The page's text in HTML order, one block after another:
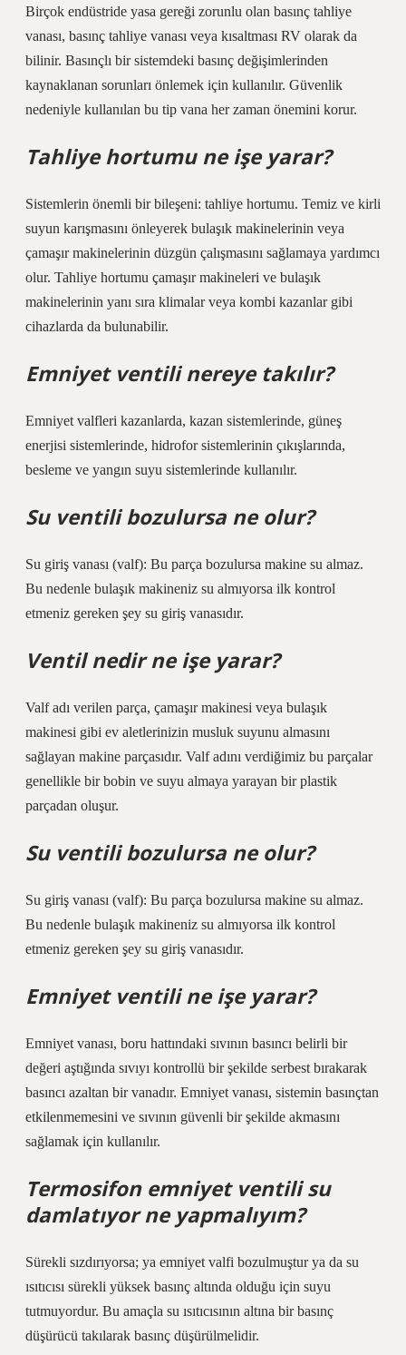
Birçok endüstride yasa gereği zorunlu olan basınç tahliye
vanası, basınç tahliye vanası veya kısaltması RV olarak da
bilinir. Basınçlı bir sistemdeki basınç değişimlerinden
kaynaklanan sorunları önlemek için kullanılır. Güvenlik
nedeniyle kullanılan bu tip vana her zaman önemini korur.
Tahliye hortumu ne işe yarar?
Sistemlerin önemli bir bileşeni: tahliye hortumu. Temiz ve kirli
suyun karışmasını önleyerek bulaşık makinelerinin veya
çamaşır makinelerinin düzgün çalışmasını sağlamaya yardımcı
olur. Tahliye hortumu çamaşır makineleri ve bulaşık
makinelerinin yanı sıra klimalar veya kombi kazanlar gibi
cihazlarda da bulunabilir.
Emniyet ventili nereye takılır?
Emniyet valfleri kazanlarda, kazan sistemlerinde, güneş
enerjisi sistemlerinde, hidrofor sistemlerinin çıkışlarında,
besleme ve yangın suyu sistemlerinde kullanılır.
Su ventili bozulursa ne olur?
Su giriş vanası (valf): Bu parça bozulursa makine su almaz.
Bu nedenle bulaşık makineniz su almıyorsa ilk kontrol
etmeniz gereken şey su giriş vanasıdır.
Ventil nedir ne işe yarar?
Valf adı verilen parça, çamaşır makinesi veya bulaşık
makinesi gibi ev aletlerinizin musluk suyunu almasını
sağlayan makine parçasıdır. Valf adını verdiğimiz bu parçalar
genellikle bir bobin ve suyu almaya yarayan bir plastik
parçadan oluşur.
Su ventili bozulursa ne olur?
Su giriş vanası (valf): Bu parça bozulursa makine su almaz.
Bu nedenle bulaşık makineniz su almıyorsa ilk kontrol
etmeniz gereken şey su giriş vanasıdır.
Emniyet ventili ne işe yarar?
Emniyet vanası, boru hattındaki sıvının basıncı belirli bir
değeri aştığında sıvıyı kontrollü bir şekilde serbest bırakarak
basıncı azaltan bir vanadır. Emniyet vanası, sistemin basınçtan
etkilenmemesini ve sıvının güvenli bir şekilde akmasını
sağlamak için kullanılır.
Termosifon emniyet ventili su
damlatıyor ne yapmalıyım?
Sürekli sızdırıyorsa; ya emniyet valfi bozulmuştur ya da su
ısıtıcısı sürekli yüksek basınç altında olduğu için suyu
tutmuyordur. Bu amaçla su ısıtıcısının altına bir basınç
düşürücü takılarak basınç düşürülmelidir.